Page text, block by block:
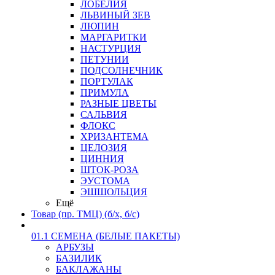
ЛОБЕЛИЯ
ЛЬВИНЫЙ ЗЕВ
ЛЮПИН
МАРГАРИТКИ
НАСТУРЦИЯ
ПЕТУНИИ
ПОДСОЛНЕЧНИК
ПОРТУЛАК
ПРИМУЛА
РАЗНЫЕ ЦВЕТЫ
САЛЬВИЯ
ФЛОКС
ХРИЗАНТЕМА
ЦЕЛОЗИЯ
ЦИННИЯ
ШТОК-РОЗА
ЭУСТОМА
ЭШШОЛЬЦИЯ
Ещё
Товар (пр. ТМЦ) (б/х, б/с)
01.1 СЕМЕНА (БЕЛЫЕ ПАКЕТЫ)
АРБУЗЫ
БАЗИЛИК
БАКЛАЖАНЫ